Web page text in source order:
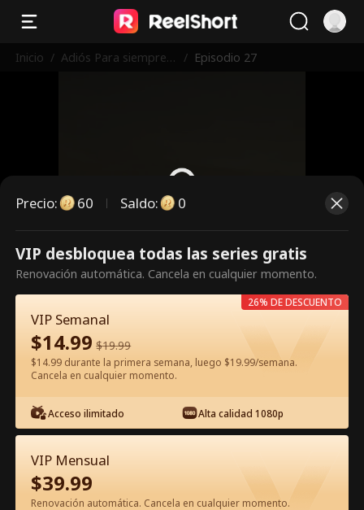
Inicio / Adiós Para siempre,
/ Episodio 27
Es un episodio de pago.
Desbloquéalo para verlo.
60
Precio: 60 Saldo: 0
VIP desbloquea todas las series gratis
Renovación automática. Cancela en cualquier momento.
VIP Semanal
$14.99 $19.99
$14.99 durante la primera semana, luego $19.99/semana.
Cancela en cualquier momento.
Acceso ilimitado Alta calidad 1080p
26% DE DESCUENTO
VIP Mensual
$39.99
Renovación automática. Cancela en cualquier momento.